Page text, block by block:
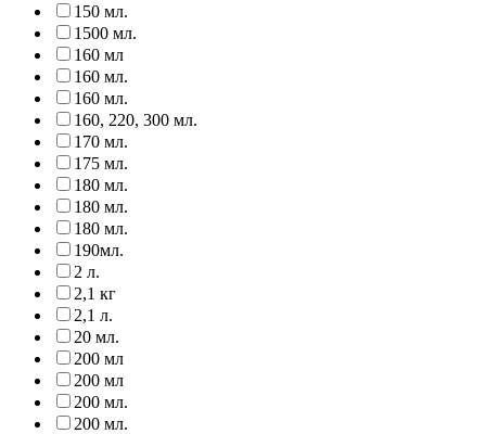
150 мл.
1500 мл.
160 мл
160 мл.
160 мл.
160, 220, 300 мл.
170 мл.
175 мл.
180 мл.
180 мл.
180 мл.
190мл.
2 л.
2,1 кг
2,1 л.
20 мл.
200 мл
200 мл
200 мл.
200 мл.